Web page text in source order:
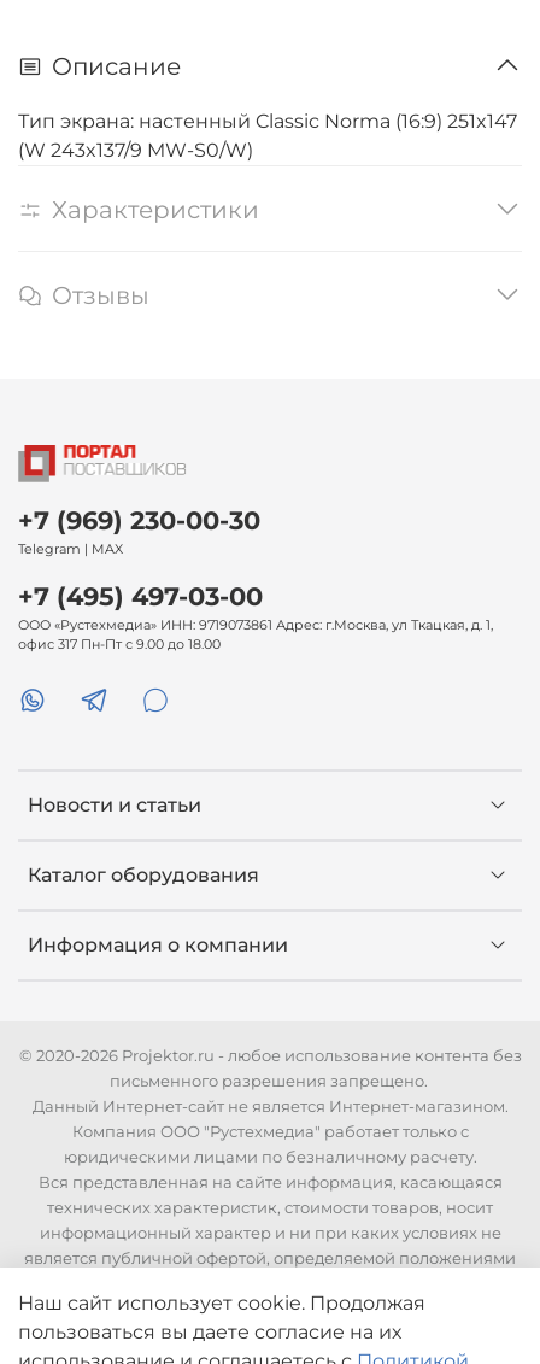
Описание
Тип экрана: настенный Classic Norma (16:9) 251x147
(W 243x137/9 MW-S0/W)
Характеристики
Отзывы
Новости и статьи
Каталог оборудования
Информация о компании
+7 (969) 230-00-30
Telegram | MAX
+7 (495) 497-03-00
ООО «Рустехмедиа» ИНН: 9719073861 Адрес: г.Москва, ул Ткацкая, д. 1,
офис 317 Пн-Пт с 9.00 до 18.00
© 2020-2026 Projektor.ru - любое использование контента без
письменного разрешения запрещено.
Данный Интернет-сайт не является Интернет-магазином.
Компания ООО "Рустехмедиа" работает только с
юридическими лицами по безналичному расчету.
Вся представленная на сайте информация, касающаяся
технических характеристик, стоимости товаров, носит
информационный характер и ни при каких условиях не
является публичной офертой, определяемой положениями
стоимости и технических характеристик необходимо
связаться с нашими менеджерами по телефонам указанным
на сайте.
Наш сайт использует cookie. Продолжая
пользоваться вы даете согласие на их